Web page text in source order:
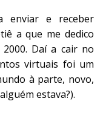
enviar e receber
a que me dedico
Daí a cair no
virtuais foi um
à parte, novo,
estava?).